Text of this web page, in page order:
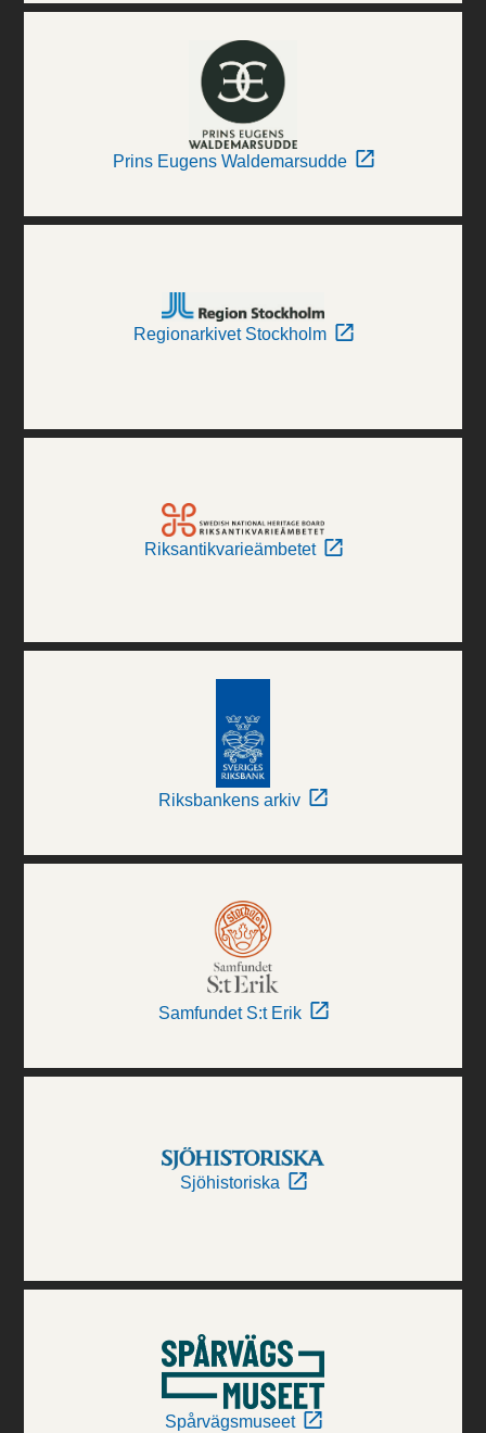
Prins Eugens Waldemarsudde
Regionarkivet Stockholm
Riksantikvarieämbetet
Riksbankens arkiv
Samfundet S:t Erik
Sjöhistoriska
Spårvägsmuseet